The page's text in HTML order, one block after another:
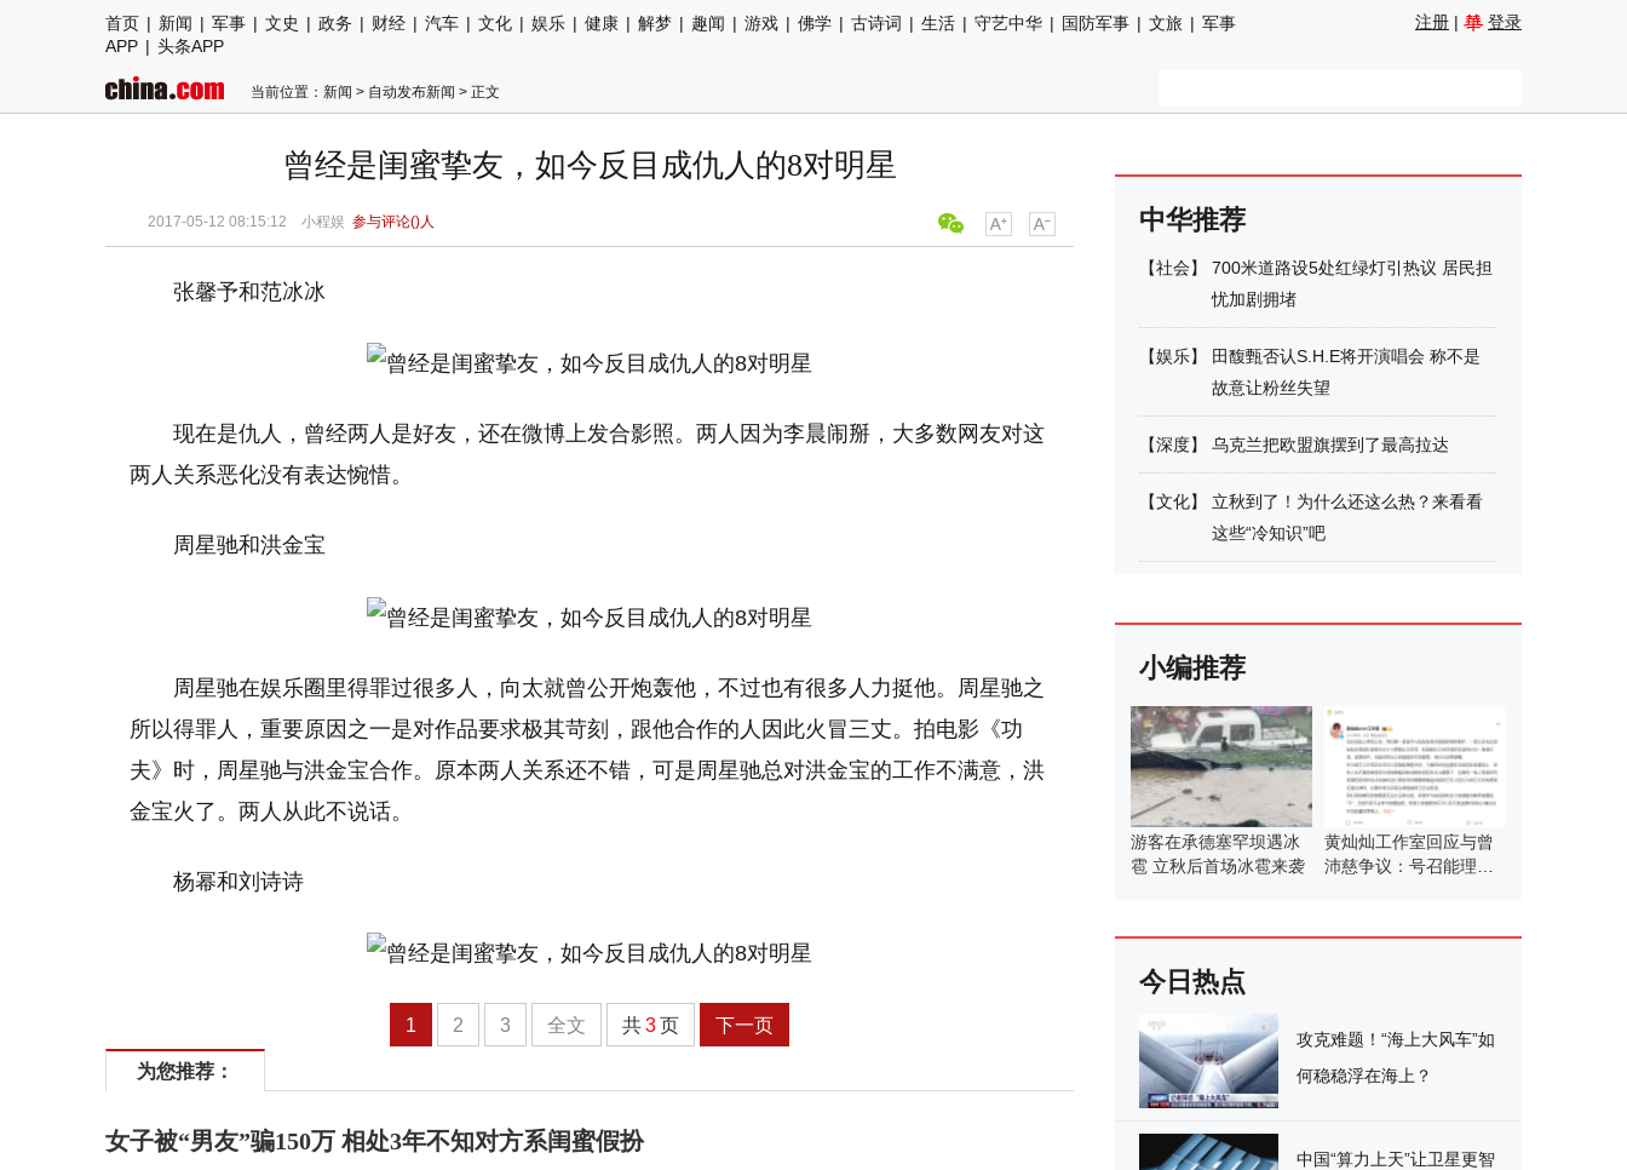
首页 | 新闻 | 军事 | 文史 | 政务 | 财经 | 汽车 | 文化 | 娱乐 | 健康 | 解梦 | 趣闻 | 游戏 | 佛学 | 古诗词 | 生活 | 守艺中华 | 国防军事 | 文旅 | 军事
APP | 头条APP
注册 | 登录
当前位置： 新闻 > 自动发布新闻 > 正文
曾经是闺蜜挚友，如今反目成仇人的8对明星
2017-05-12 08:15:12 小程娱 参与评论()人
张馨予和范冰冰
现在是仇人，曾经两人是好友，还在微博上发合影照。两人因为李晨闹掰，大多数网友对这
两人关系恶化没有表达惋惜。
周星驰和洪金宝
周星驰在娱乐圈里得罪过很多人，向太就曾公开炮轰他，不过也有很多人力挺他。周星驰之
所以得罪人，重要原因之一是对作品要求极其苛刻，跟他合作的人因此火冒三丈。拍电影《功
夫》时，周星驰与洪金宝合作。原本两人关系还不错，可是周星驰总对洪金宝的工作不满意，洪
金宝火了。两人从此不说话。
杨幂和刘诗诗
1 2 3 全文 共3页 下一页
为您推荐：
女子被“男友”骗150万 相处3年不知对方系闺蜜假扮
中华推荐
【社会】
700米道路设5处红绿灯引热议 居民担
忧加剧拥堵
【娱乐】
田馥甄否认S.H.E将开演唱会 称不是
故意让粉丝失望
【深度】 乌克兰把欧盟旗摆到了最高拉达
【文化】
立秋到了！为什么还这么热？来看看
这些“冷知识”吧
小编推荐
游客在承德塞罕坝遇冰
雹 立秋后首场冰雹来袭
黄灿灿工作室回应与曾
沛慈争议：号召能理智
今日热点
攻克难题！“海上大风车”如
何稳稳浮在海上？
中国“算力上天”让卫星更智